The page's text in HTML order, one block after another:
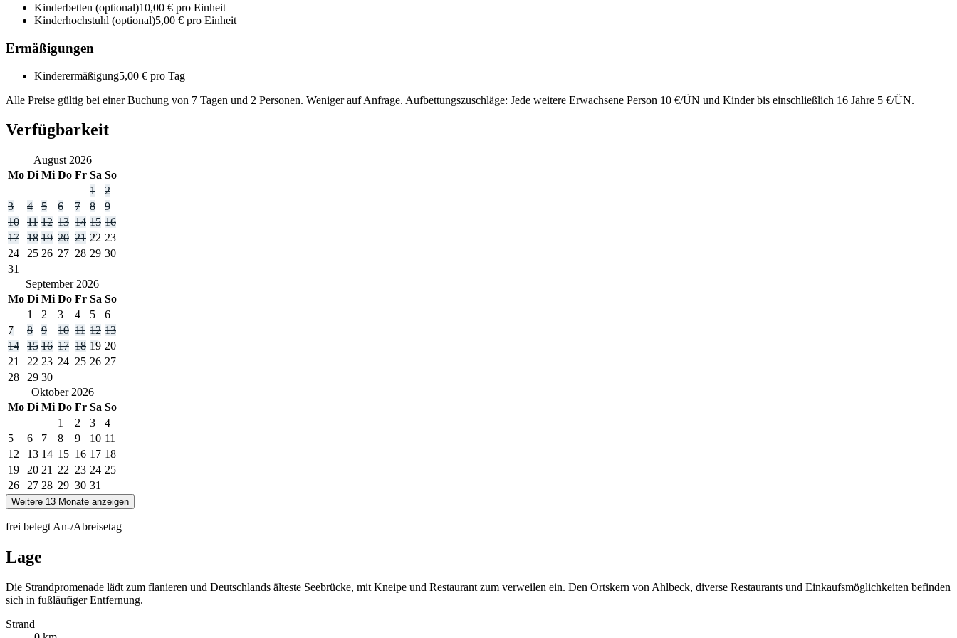
Kinderbetten (optional)10,00 € pro Einheit
Kinderhochstuhl (optional)5,00 € pro Einheit
Ermäßigungen
Kinderermäßigung5,00 € pro Tag
Alle Preise gültig bei einer Buchung von 7 Tagen und 2 Personen. Weniger auf Anfrage. Aufbettungszuschläge: Jede weitere Erwachsene Person 10 €/ÜN und Kinder bis einschließlich 16 Jahre 5 €/ÜN.
Verfügbarkeit
August 2026
Mo Di Mi Do Fr Sa So
1
2
3
4 5 6 7 8
9
10
11 12 13 14 15 16
17
18 19 20 21 22 23
24
25 26 27 28 29 30
31
September 2026
Mo Di Mi Do Fr Sa So
1
2 3 4 5
6
7
8 9 10 11 12 13
14
15 16 17 18 19 20
21
22 23 24 25 26 27
28
29 30
Oktober 2026
Mo Di Mi Do Fr Sa So
1
2 3
4
5
6 7 8 9 10 11
12
13 14 15 16 17 18
19
20 21 22 23 24 25
26
27 28 29 30 31
Weitere 13 Monate anzeigen
frei belegt An-/Abreisetag
Lage
Die Strandpromenade lädt zum flanieren und Deutschlands älteste Seebrücke, mit Kneipe und Restaurant zum verweilen ein. Den Ortskern von Ahlbeck, diverse Restaurants und Einkaufsmöglichkeiten befinden
sich in fußläufiger Entfernung.
Strand